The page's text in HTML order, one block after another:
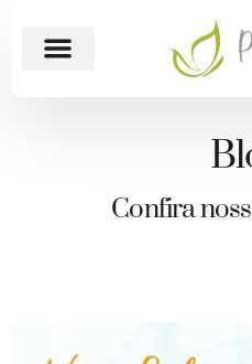
Confira